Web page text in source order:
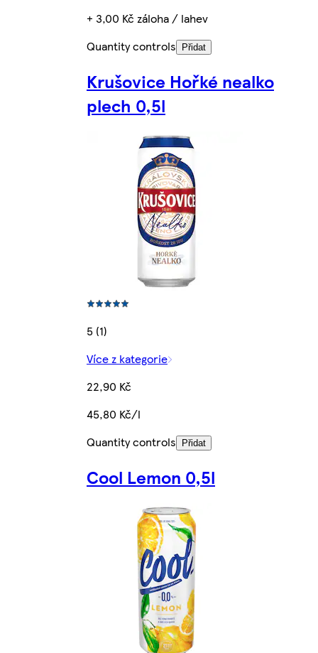
+ 3,00 Kč záloha / lahev
Quantity controls
Přidat
Krušovice Hořké nealko
plech 0,5l
5 (1)
Více z kategorie
22,90 Kč
45,80 Kč/l
Quantity controls
Přidat
Cool Lemon 0,5l